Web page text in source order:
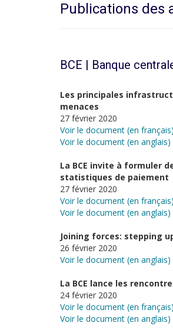
Publications des
BCE | Banque
Les principales
menaces
27 février 2020
Voir le document (en
Voir le document (en anglais)
La BCE invite à formuler
statistiques de paiement
27 février 2020
Voir le document (en
Voir le document (en anglais)
Joining forces: stepping
26 février 2020
Voir le document (en anglais)
La BCE lance les
24 février 2020
Voir le document (en
Voir le document (en anglais)